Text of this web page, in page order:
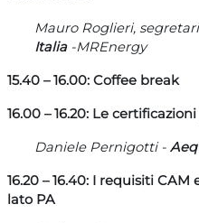
Mauro Roglieri,
Italia-MREnergy
15.40 – 16.00: Coffee break
16.00 – 16.20: Le
Daniele Pernigotti -
16.20 – 16.40: I requisiti
lato PA